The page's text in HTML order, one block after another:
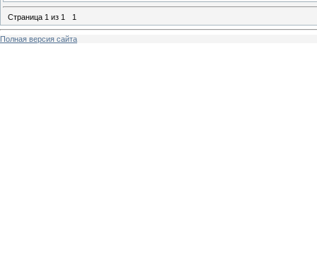
Страница 1 из 1 1
Полная версия сайта